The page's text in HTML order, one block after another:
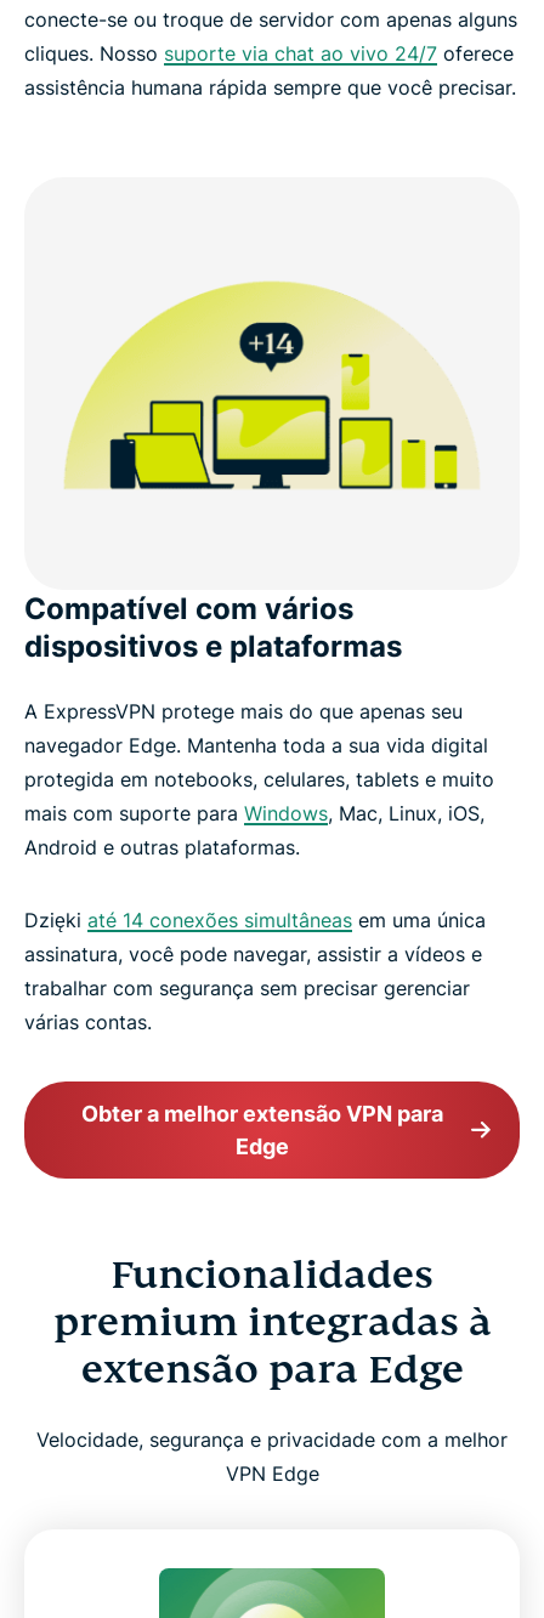
conecte-se ou troque de servidor com apenas alguns
cliques. Nosso suporte via chat ao vivo 24/7 oferece
assistência humana rápida sempre que você precisar.
Compatível com vários
dispositivos e plataformas
A ExpressVPN protege mais do que apenas seu
navegador Edge. Mantenha toda a sua vida digital
protegida em notebooks, celulares, tablets e muito
mais com suporte para Windows, Mac, Linux, iOS,
Android e outras plataformas.
Dzięki até 14 conexões simultâneas em uma única
assinatura, você pode navegar, assistir a vídeos e
trabalhar com segurança sem precisar gerenciar
várias contas.
Obter a melhor extensão VPN para
Edge
Funcionalidades
premium integradas à
extensão para Edge
Velocidade, segurança e privacidade com a melhor
VPN Edge